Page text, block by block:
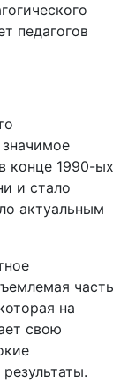
педагогов
конце 1990-ых
и стало
актуальным
часть
на
свою